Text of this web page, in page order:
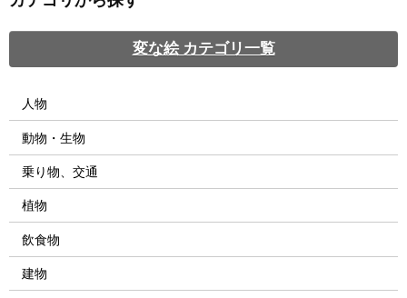
変な絵 カテゴリ一覧
人物
動物・生物
乗り物、交通
植物
飲食物
建物